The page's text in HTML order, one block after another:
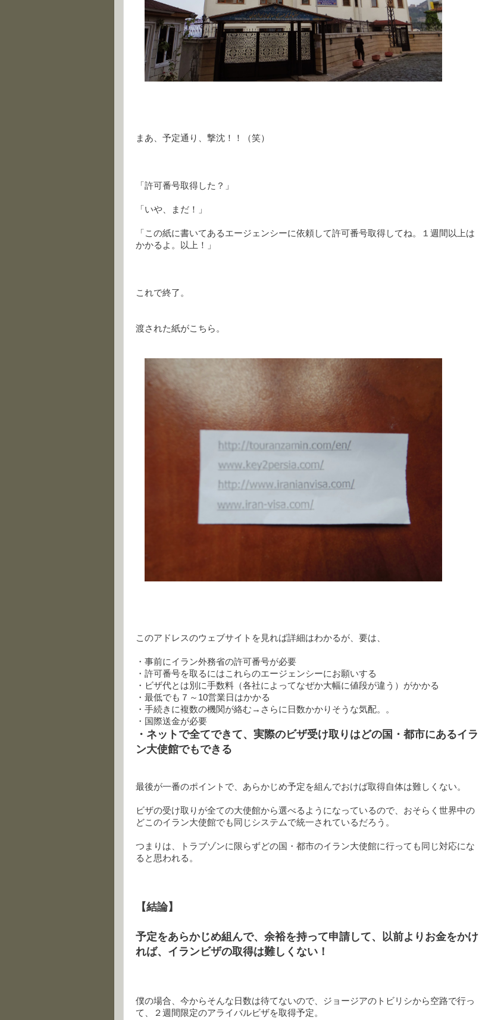
まあ、予定通り、撃沈！！（笑）
「許可番号取得した？」
「いや、まだ！」
「この紙に書いてあるエージェンシーに依頼して許可番号取得してね。１週間以上は
かかるよ。以上！」
これで終了。
渡された紙がこちら。
このアドレスのウェブサイトを見れば詳細はわかるが、要は、
・事前にイラン外務省の許可番号が必要
・許可番号を取るにはこれらのエージェンシーにお願いする
・ビザ代とは別に手数料（各社によってなぜか大幅に値段が違う）がかかる
・最低でも７～10営業日はかかる
・手続きに複数の機関が絡む→さらに日数かかりそうな気配。。
・国際送金が必要
・ネットで全てできて、実際のビザ受け取りはどの国・都市にあるイラ
ン大使館でもできる
最後が一番のポイントで、あらかじめ予定を組んでおけば取得自体は難しくない。
ビザの受け取りが全ての大使館から選べるようになっているので、おそらく世界中の
どこのイラン大使館でも同じシステムで統一されているだろう。
つまりは、トラブゾンに限らずどの国・都市のイラン大使館に行っても同じ対応にな
ると思われる。
【結論】
予定をあらかじめ組んで、余裕を持って申請して、以前よりお金をかけ
れば、イランビザの取得は難しくない！
僕の場合、今からそんな日数は待てないので、ジョージアのトビリシから空路で行っ
て、２週間限定のアライバルビザを取得予定。